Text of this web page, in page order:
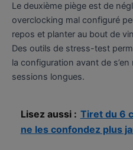
Le deuxième piège est de
overclocking mal configuré
repos et planter au bout de
Des outils de stress-test
la configuration avant de
sessions longues.
Lisez aussi : Tiret du 6
ne les confondez plus